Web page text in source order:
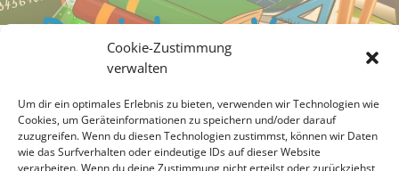
Cookie-Zustimmung
verwalten
Um dir ein optimales Erlebnis zu bieten, verwenden wir Technologien wie
Cookies, um Geräteinformationen zu speichern und/oder darauf
zuzugreifen. Wenn du diesen Technologien zustimmst, können wir Daten
wie das Surfverhalten oder eindeutige IDs auf dieser Website
verarbeiten. Wenn du deine Zustimmung nicht erteilst oder zurückziehst,
Datenschutz